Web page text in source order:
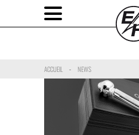
ACCUEIL - NEWS